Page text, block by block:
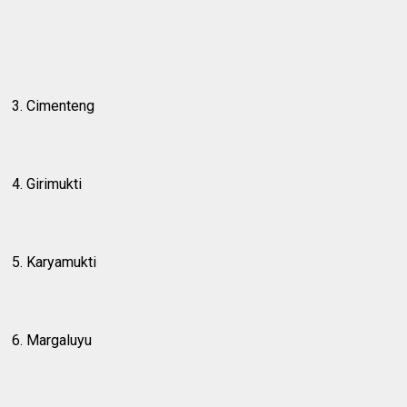
3. Cimenteng
4. Girimukti
5. Karyamukti
6. Margaluyu